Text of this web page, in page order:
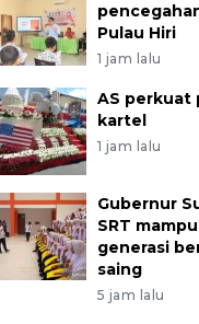
Pulau Hiri
1 jam lalu
AS perkuat
kartel
1 jam lalu
Gubernur
SRT
generasi
saing
5 jam lalu